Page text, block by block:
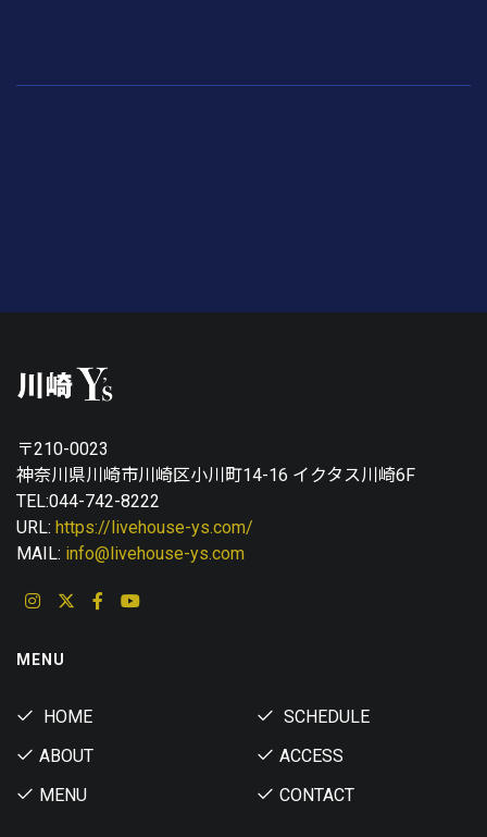
〒210-0023
神奈川県川崎市川崎区小川町14-16 イクタス川崎6F
TEL:044-742-8222
URL: https://livehouse-ys.com/
MAIL: info@livehouse-ys.com
MENU
HOME
SCHEDULE
ABOUT
ACCESS
MENU
CONTACT